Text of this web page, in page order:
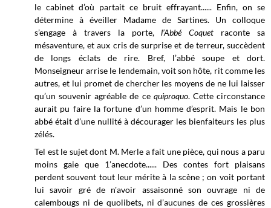
le cabinet d’où partait ce bruit effrayant...... Enfin, on se
détermine à éveiller Madame de Sartines. Un colloque
s’engage à travers la porte,l’Abbé Coquet raconte sa
mésaventure, et aux cris de surprise et de terreur, succèdent
de longs éclats de rire. Bref, l’abbé soupe et dort.
Monseigneur arrise le lendemain, voit son hôte, rit comme les
autres, et lui promet de chercher les moyens de ne lui laisser
qu’un souvenir agréable de ce quiproquo. Cette circonstance
aurait pu faire la fortune d’un homme d’esprit. Mais le bon
abbé était d’une nullité à décourager les bienfaiteurs les plus
zélés.
Tel est le sujet dont M. Merle a fait une pièce, qui nous a paru
moins gaie que 1’anecdote...... Des contes fort plaisans
perdent souvent tout leur mérite à la scène ; on voit portant
lui savoir gré de n'avoir assaisonné son ouvrage ni de
calembougs ni de quolibets, ni d’aucunes de ces grossières